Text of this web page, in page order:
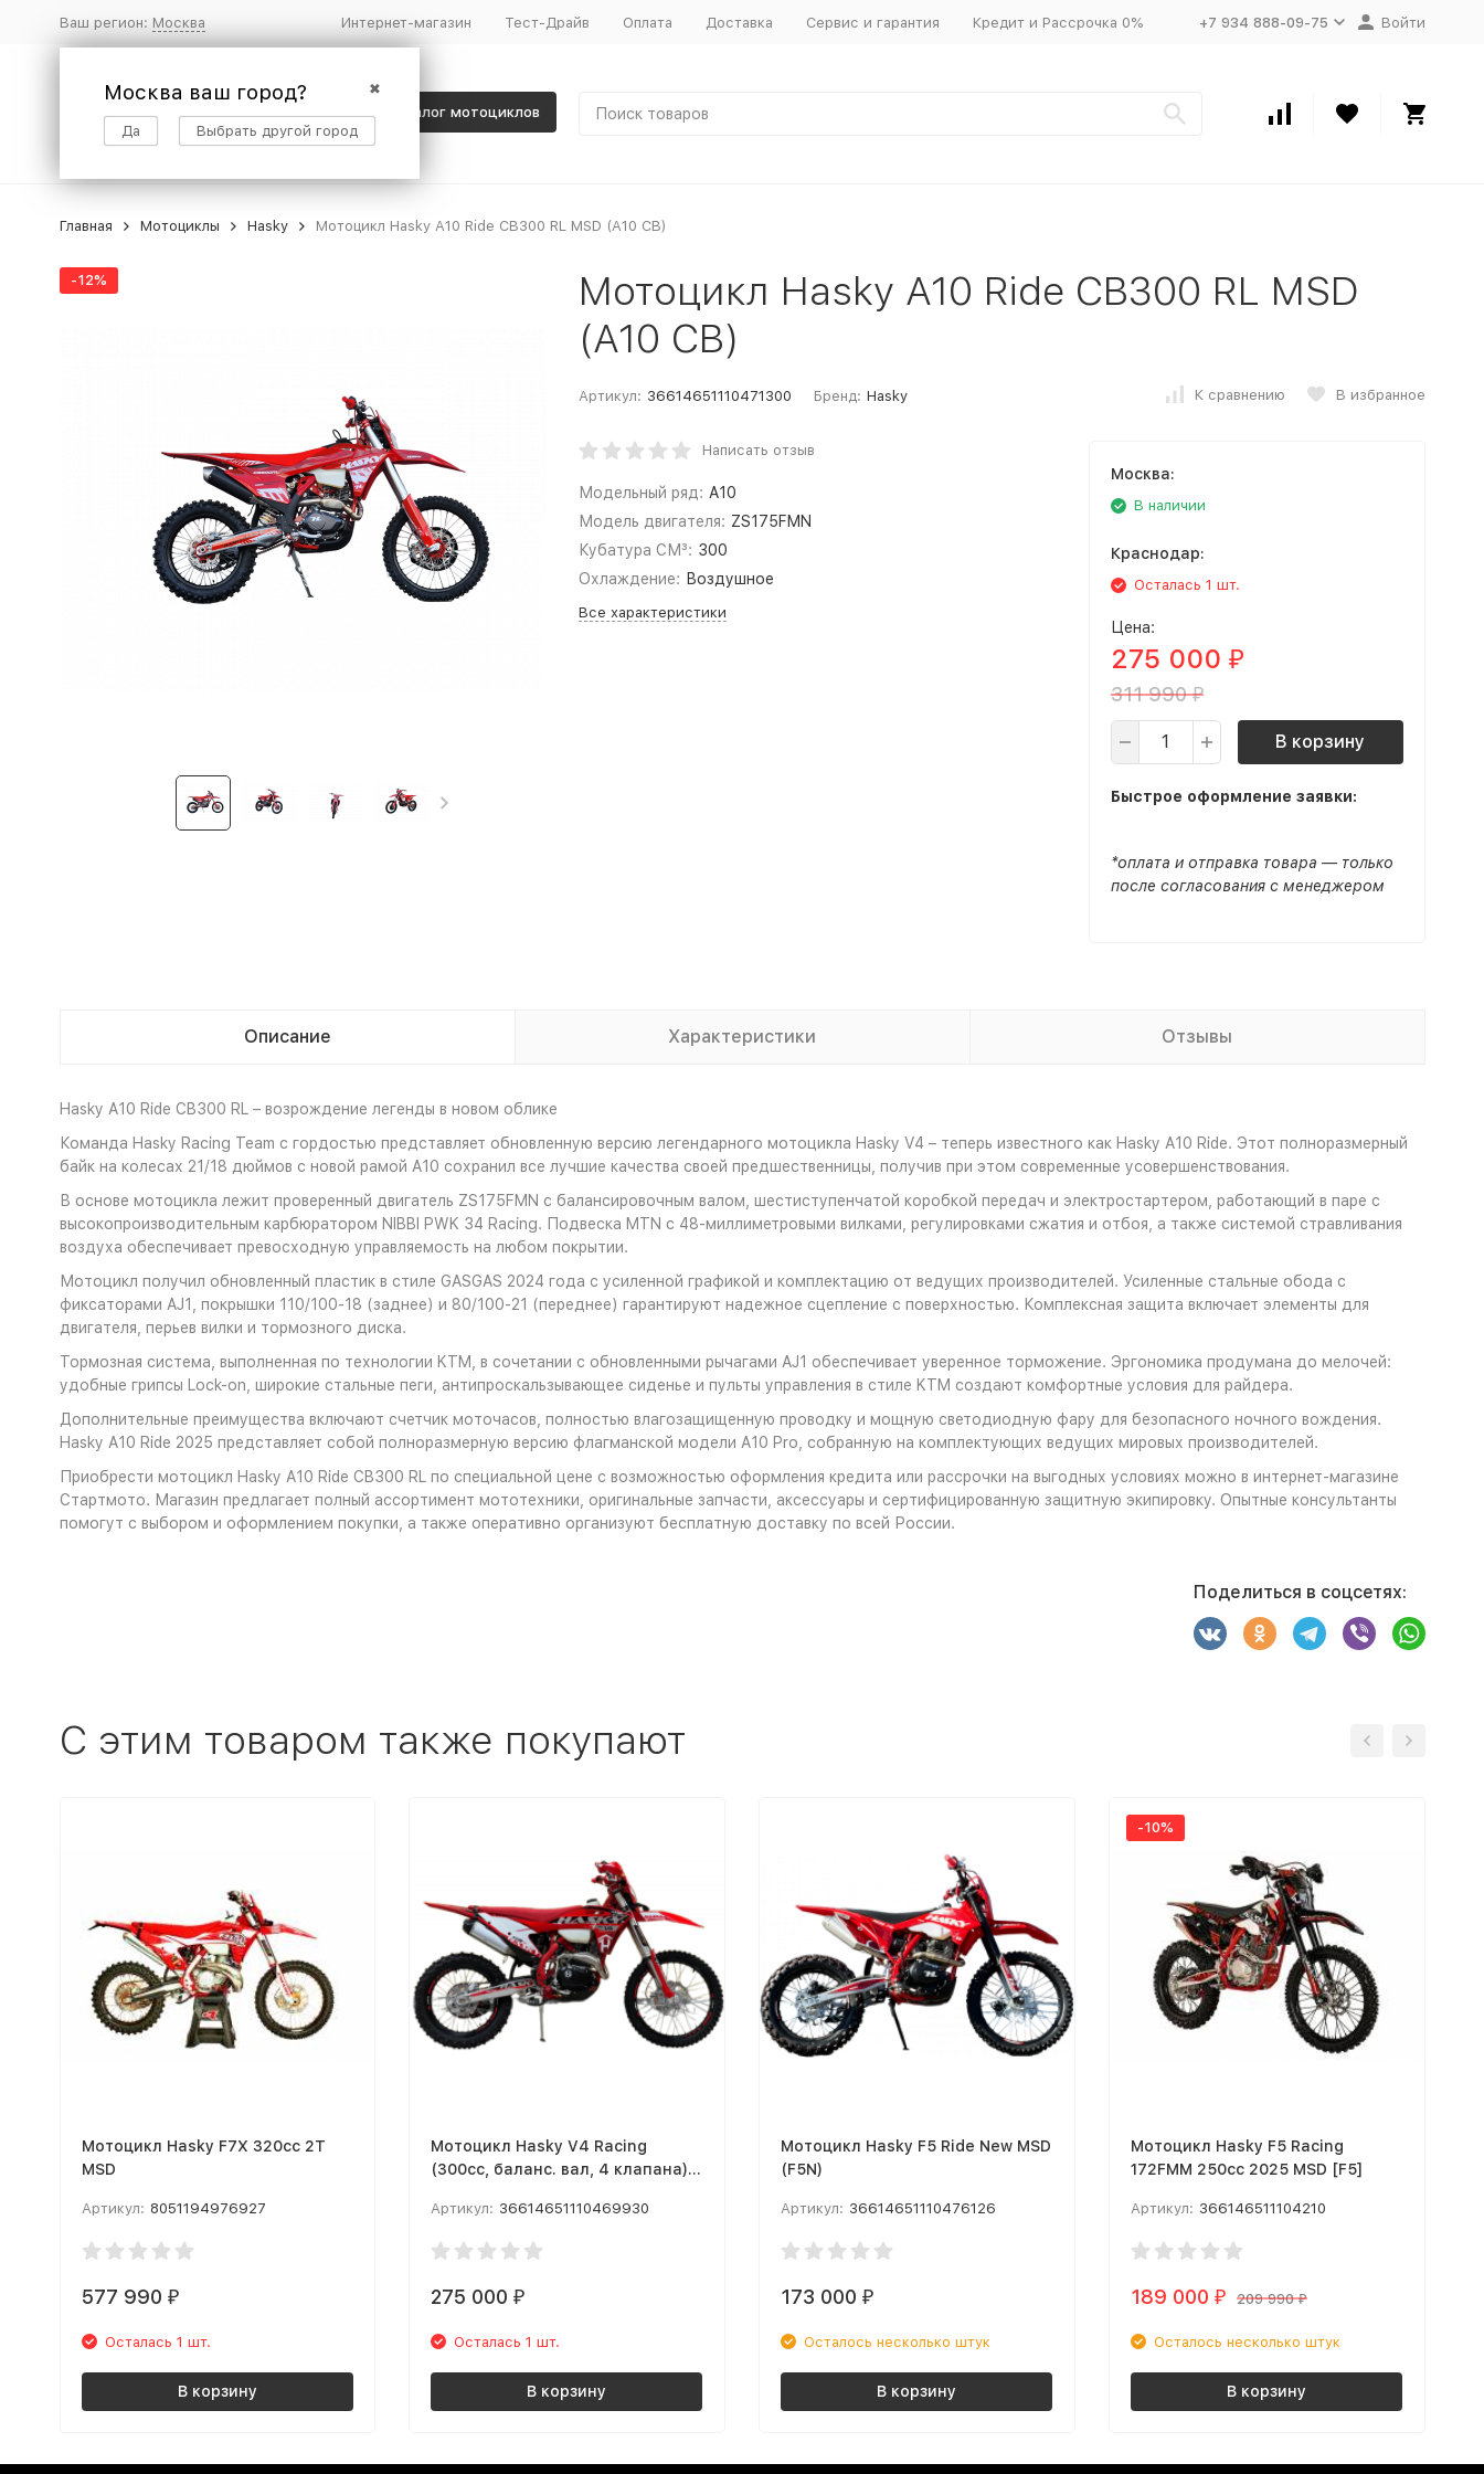
Ваш регион: Москва
✖
Москва ваш город?
Да Выбрать другой город
Интернет-магазин Тест-Драйв Оплата Доставка Сервис и гарантия Кредит и Рассрочка 0% +7 934 888-09-75 Войти
Каталог мотоциклов
Главная Мотоциклы Hasky Мотоцикл Hasky A10 Ride CB300 RL MSD (A10 CB)
-12%
Мотоцикл Hasky A10 Ride CB300 RL MSD
(A10 CB)
Артикул: 36614651110471300 Бренд: Hasky К сравнению В избранное
Написать отзыв
Модельный ряд: A10
Модель двигателя: ZS175FMN
Кубатура СМ³: 300
Охлаждение: Воздушное
Все характеристики
Москва:
В наличии
Краснодар:
Осталась 1 шт.
Цена:
275 000 ₽
311 990₽
В корзину
Быстрое оформление заявки:
*оплата и отправка товара — только
после согласования с менеджером
Описание Характеристики Отзывы
Hasky A10 Ride CB300 RL – возрождение легенды в новом облике
Команда Hasky Racing Team с гордостью представляет обновленную версию легендарного мотоцикла Hasky V4 – теперь известного как Hasky A10 Ride. Этот полноразмерный
байк на колесах 21/18 дюймов с новой рамой A10 сохранил все лучшие качества своей предшественницы, получив при этом современные усовершенствования.
В основе мотоцикла лежит проверенный двигатель ZS175FMN с балансировочным валом, шестиступенчатой коробкой передач и электростартером, работающий в паре с
высокопроизводительным карбюратором NIBBI PWK 34 Racing. Подвеска MTN с 48-миллиметровыми вилками, регулировками сжатия и отбоя, а также системой стравливания
воздуха обеспечивает превосходную управляемость на любом покрытии.
Мотоцикл получил обновленный пластик в стиле GASGAS 2024 года с усиленной графикой и комплектацию от ведущих производителей. Усиленные стальные обода с
фиксаторами AJ1, покрышки 110/100-18 (заднее) и 80/100-21 (переднее) гарантируют надежное сцепление с поверхностью. Комплексная защита включает элементы для
двигателя, перьев вилки и тормозного диска.
Тормозная система, выполненная по технологии KTM, в сочетании с обновленными рычагами AJ1 обеспечивает уверенное торможение. Эргономика продумана до мелочей:
удобные грипсы Lock-on, широкие стальные пеги, антипроскальзывающее сиденье и пульты управления в стиле KTM создают комфортные условия для райдера.
Дополнительные преимущества включают счетчик моточасов, полностью влагозащищенную проводку и мощную светодиодную фару для безопасного ночного вождения.
Hasky A10 Ride 2025 представляет собой полноразмерную версию флагманской модели A10 Pro, собранную на комплектующих ведущих мировых производителей.
Приобрести мотоцикл Hasky A10 Ride CB300 RL по специальной цене с возможностью оформления кредита или рассрочки на выгодных условиях можно в интернет-магазине
Стартмото. Магазин предлагает полный ассортимент мототехники, оригинальные запчасти, аксессуары и сертифицированную защитную экипировку. Опытные консультанты
помогут с выбором и оформлением покупки, а также оперативно организуют бесплатную доставку по всей России.
Поделиться в соцсетях:
C этим товаром также покупают
Мотоцикл Hasky F7X 320cc 2T
MSD
Артикул: 8051194976927
577 990 ₽
Осталась 1 шт.
В корзину
Мотоцикл Hasky V4 Racing
(300cc, баланс. вал, 4 клапана)
Артикул: 36614651110469930
275 000₽
Осталась 1 шт.
В корзину
Мотоцикл Hasky F5 Ride New MSD
(F5N)
Артикул: 36614651110476126
173 000 ₽
Осталось несколько штук
В корзину
-10%
Мотоцикл Hasky F5 Racing
172FMM 250cc 2025 MSD [F5]
Артикул: 366146511104210
189 000 ₽ 209 990₽
Осталось несколько штук
В корзину